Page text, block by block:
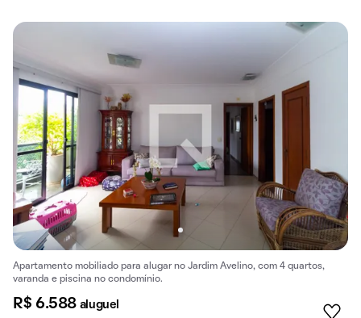
Apartamento mobiliado para alugar no Jardim Avelino, com 4 quartos,
varanda e piscina no condomínio.
R$ 6.588 aluguel